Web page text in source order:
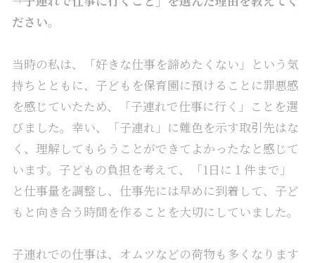
ださい。
当時の私は、「好きな仕事を諦めたくない」という気
持ちとともに、子どもを保育園に預けることに罪悪感
を感じていたため、「子連れで仕事に行く」ことを選
びました。幸い、「子連れ」に難色を示す取引先はな
く、理解してもらうことができてよかったなと感じて
います。子どもの負担を考えて、「1日に１件まで」
と仕事量を調整し、仕事先には早めに到着して、子ど
もと向き合う時間を作ることを大切にしていました。
子連れでの仕事は、オムツなどの荷物も多くなります